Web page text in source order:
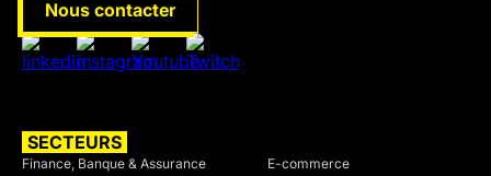
SECTEURS
Finance, Banque & Assurance
E-commerce
Nous contacter